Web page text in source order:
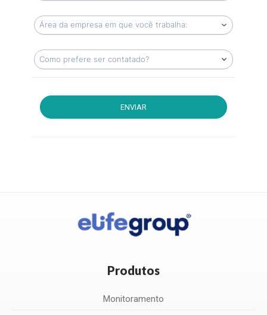
ENVIAR
Produtos
Monitoramento